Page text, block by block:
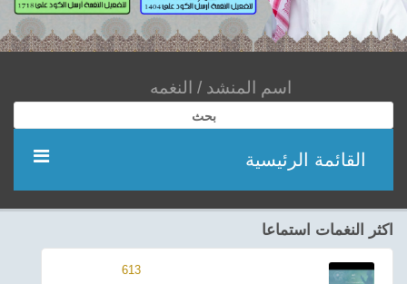
بحث
القائمة الرئيسية
مؤديين
شعر
اكثر النغمات استماعا
613